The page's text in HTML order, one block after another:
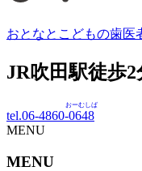
おとなとこどもの歯医
JR吹田駅徒歩2
tel.06-4860-0648
おーむしば
MENU
MENU